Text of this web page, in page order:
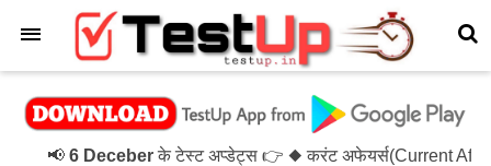
6 Deceberके टेस्ट अप्डेट्स 👉 ◆ करंट अफेयर्स(Current